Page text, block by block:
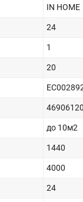
IN HOME
24
1
20
до 10м2
1440
4000
24